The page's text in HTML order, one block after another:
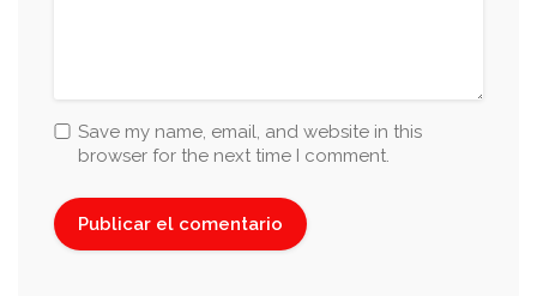
Save my name, email, and website in this
browser for the next time I comment.